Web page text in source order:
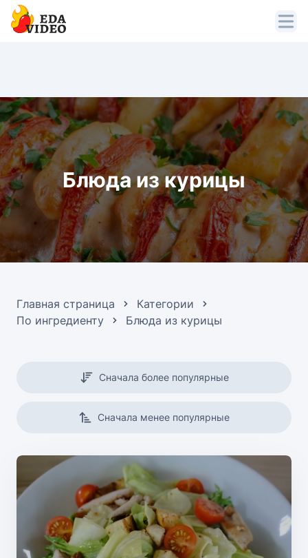
Блюда из курицы
Главная страница
Категории
По ингредиенту
Блюда из курицы
Сначала более популярные
Сначала менее популярные